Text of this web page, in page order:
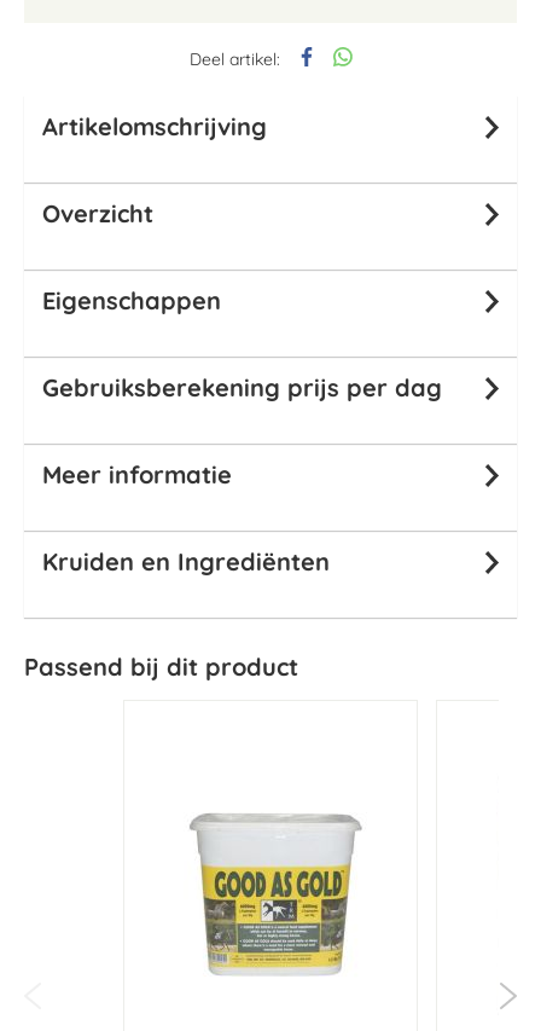
Deel artikel:
Artikelomschrijving
Overzicht
Eigenschappen
Gebruiksberekening prijs per dag
Meer informatie
Kruiden en Ingrediënten
Passend bij dit product